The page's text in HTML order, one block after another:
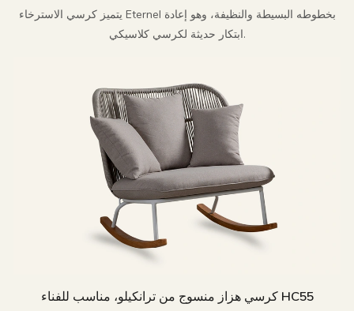
يتميز كرسي الاسترخاء Eternel بخطوطه البسيطة والنظيفة، وهو إعادة
ابتكار حديثة لكرسي كلاسيكي.
كرسي هزاز منسوج من ترانكيلو، مناسب للفناء HC55